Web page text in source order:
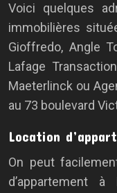
Voici quelques
immobilières
Gioffredo, Angle
Lafage
Maeterlinck ou
au 73 boulevard
Location
On peut
d’appartement